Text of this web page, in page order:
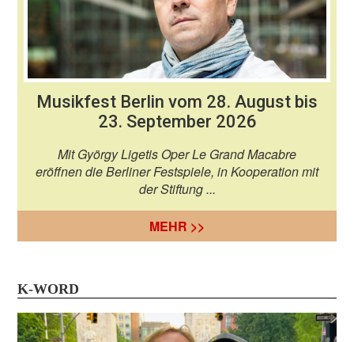
Musikfest Berlin vom 28. August bis
23. September 2026
Mit György Ligetis Oper Le Grand Macabre
eröffnen die Berliner Festspiele, in Kooperation mit
der Stiftung ...
MEHR >>
K-WORD